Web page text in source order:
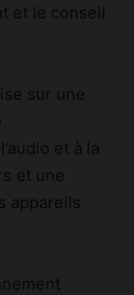
et le conseil
sur une
et à la
et une
appareils